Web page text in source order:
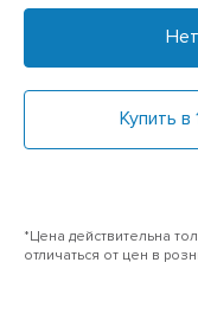
Нет
Купить в
*Цена действительна
отличаться от цен в